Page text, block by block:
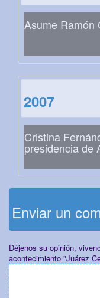
Asume Ramón
2007
Cristina
presidencia de
Enviar un
Déjenos su opinión,
acontecimiento "Juárez